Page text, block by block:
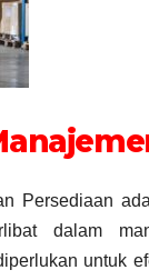
Persediaan
dalam
untuk